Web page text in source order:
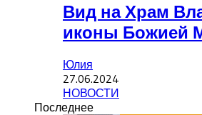
Вид на Храм
иконы Божией
Юлия
27.06.2024
НОВОСТИ
Последнее